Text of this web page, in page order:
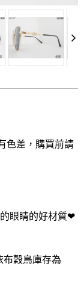
色差，購買前請
眼睛的好材質❤
穀鳥庫存為